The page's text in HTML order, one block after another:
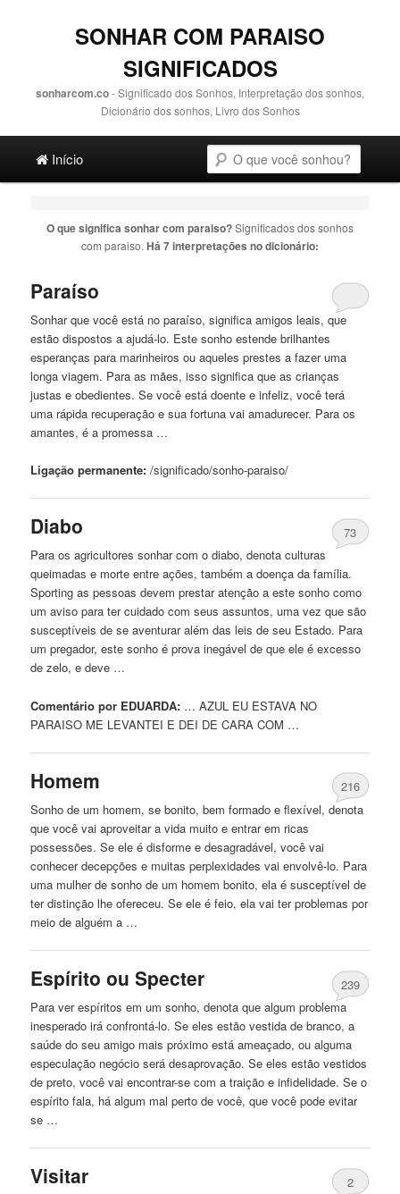
SONHAR COM PARAISO
SIGNIFICADOS
sonharcom.co- Significado dos Sonhos, Interpretação dos sonhos,
Dicionário dos sonhos, Livro dos Sonhos
Ir para o conteúdo principal
Ir para o conteúdo secundário
Início
O que significa sonhar com paraiso?Significados dos sonhos
com paraiso. Há 7 interpretações no dicionário:
Paraíso
Sonhar que você está no paraíso, significa amigos leais, que
estão dispostos a ajudá-lo. Este sonho estende brilhantes
esperanças para marinheiros ou aqueles prestes a fazer uma
longa viagem. Para as mães, isso significa que as crianças
justas e obedientes. Se você está doente e infeliz, você terá
uma rápida recuperação e sua fortuna vai amadurecer. Para os
amantes, é a promessa …
Ligação permanente: /significado/sonho-paraiso/
Diabo
73
Para os agricultores sonhar com o diabo, denota culturas
queimadas e morte entre ações, também a doença da família.
Sporting as pessoas devem prestar atenção a este sonho como
um aviso para ter cuidado com seus assuntos, uma vez que são
susceptíveis de se aventurar além das leis de seu Estado. Para
um pregador, este sonho é prova inegável de que ele é excesso
de zelo, e deve …
Comentário por EDUARDA: … AZUL EU ESTAVA NO
PARAISO ME LEVANTEI E DEI DE CARA COM …
Homem
216
Sonho de um homem, se bonito, bem formado e flexível, denota
que você vai aproveitar a vida muito e entrar em ricas
possessões. Se ele é disforme e desagradável, você vai
conhecer decepções e muitas perplexidades vai envolvê-lo. Para
uma mulher de sonho de um homem bonito, ela é susceptível de
ter distinção lhe ofereceu. Se ele é feio, ela vai ter problemas por
meio de alguém a …
Espírito ou Specter
239
Para ver espíritos em um sonho, denota que algum problema
inesperado irá confrontá-lo. Se eles estão vestida de branco, a
saúde do seu amigo mais próximo está ameaçado, ou alguma
especulação negócio será desaprovação. Se eles estão vestidos
de preto, você vai encontrar-se com a traição e infidelidade. Se o
espírito fala, há algum mal perto de você, que você pode evitar
se …
Visitar
2